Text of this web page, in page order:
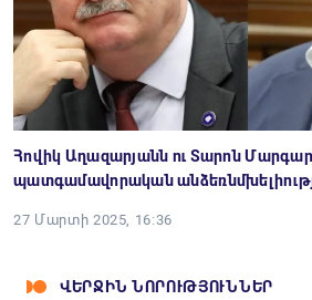
Հովիկ Աղազարյանն ու Տարոն
պատգամավորական
27 Մարտի 2025, 16:36
ՎԵՐՋԻՆ ՆՈՐՈՒԹՅՈՒՆՆԵՐ